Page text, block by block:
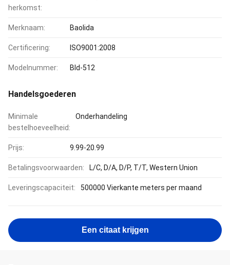
herkomst:
Merknaam: Baolida
Certificering: ISO9001:2008
Modelnummer: Bld-512
Handelsgoederen
Minimale
bestelhoeveelheid:
Onderhandeling
Prijs: 9.99-20.99
Betalingsvoorwaarden: L/C, D/A, D/P, T/T, Western Union
Leveringscapaciteit: 500000 Vierkante meters per maand
Een citaat krijgen